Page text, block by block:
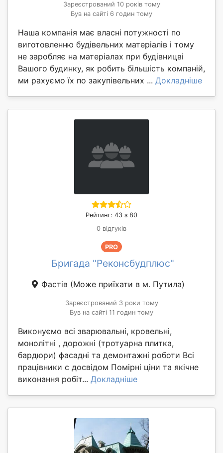
Зареєстрований 10 років тому
Був на сайті 6 годин тому
Наша компанія має власні потужності по
виготовленню будівельних матеріалів і тому
не заробляє на матеріалах при будівницві
Вашого будинку, як робить більшість компаній,
ми рахуємо їх по закупівельних ... Докладніше
Рейтинг: 43 з 80
0 відгуків
PRO
Бригада "Реконсбудплюс"
Фастів (Може приїхати в м. Путила)
Зареєстрований 3 роки тому
Був на сайті 11 годин тому
Виконуємо всі зварювальні, кровельні,
монолітні , дорожні (тротуарна плитка,
бардюри) фасадні та демонтажні роботи Всі
працівники с досвідом Помірні ціни та якічне
виконання робіт... Докладніше